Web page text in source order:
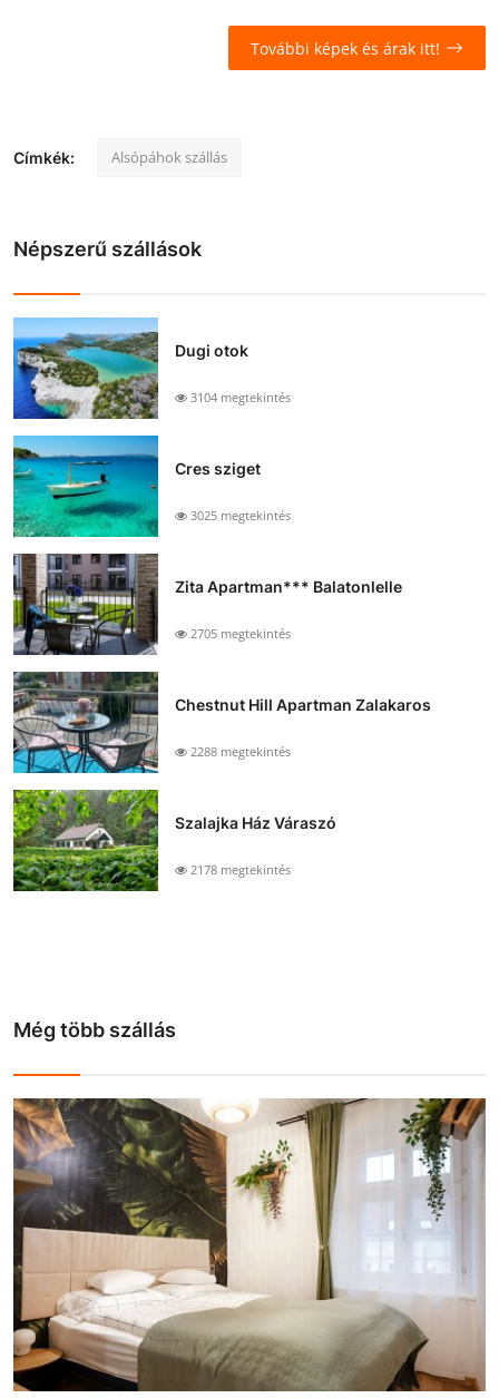
További képek és árak itt!
Címkék: Alsópáhok szállás
Népszerű szállások
Dugi otok
3104 megtekintés
Cres sziget
3025 megtekintés
Zita Apartman*** Balatonlelle
2705 megtekintés
Chestnut Hill Apartman Zalakaros
2288 megtekintés
Szalajka Ház Váraszó
2178 megtekintés
Még több szállás